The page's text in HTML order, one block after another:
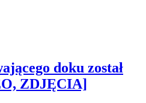
doku został
ZDJĘCIA]